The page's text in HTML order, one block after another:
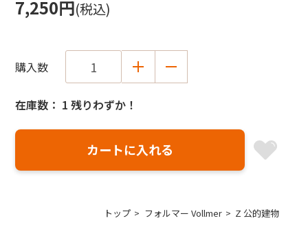
7,250円(税込)
購入数
在庫数： 1 残りわずか！
トップ フォルマー Vollmer
Z 公的建物